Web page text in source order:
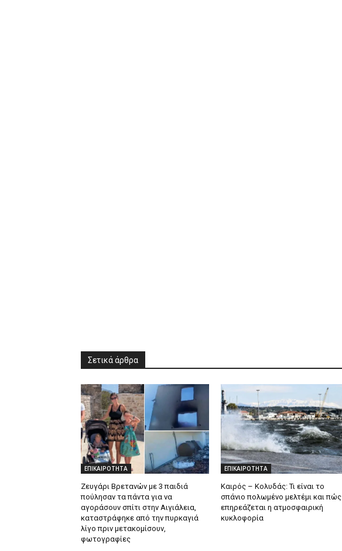
Σετικά άρθρα
ΕΠΙΚΑΙΡΟΤΗΤΑ
Ζευγάρι Βρετανών με 3 παιδιά
πούλησαν τα πάντα για να
αγοράσουν σπίτι στην Αιγιάλεια,
καταστράφηκε από την πυρκαγιά
λίγο πριν μετακομίσουν,
φωτογραφίες
ΕΠΙΚΑΙΡΟΤΗΤΑ
Καιρός – Κολυδάς: Τι είναι το
σπάνιο πολωμένο μελτέμι και πώς
επηρεάζεται η ατμοσφαιρική
κυκλοφορία